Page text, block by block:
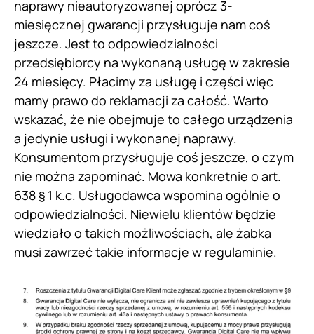
naprawy nieautoryzowanej oprócz 3-
miesięcznej gwarancji przysługuje nam coś
jeszcze. Jest to odpowiedzialności
przedsiębiorcy na wykonaną usługę w zakresie
24 miesięcy. Płacimy za usługę i części więc
mamy prawo do reklamacji za całość. Warto
wskazać, że nie obejmuje to całego urządzenia
a jedynie usługi i wykonanej naprawy.
Konsumentom przysługuje coś jeszcze, o czym
nie można zapominać. Mowa konkretnie o art.
638 § 1 k.c. Usługodawca wspomina ogólnie o
odpowiedzialności. Niewielu klientów będzie
wiedziało o takich możliwościach, ale żabka
musi zawrzeć takie informacje w regulaminie.